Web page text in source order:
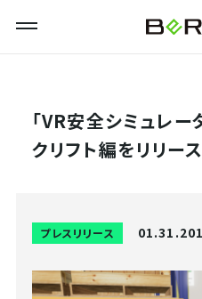
「VR安全シミュレ
クリフト編をリリース
プレスリリース